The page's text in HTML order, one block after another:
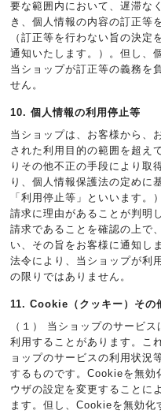
要な範囲内において、遅滞な
き、個人情報の内容の訂正等
（訂正等を行わない旨の決
通知いたします。）。但し、
当ショップが訂正等の義務を
せん。
10. 個人情報の利用停止等
当ショップは、お客様から、
された利用目的の範囲を超え
りその他不正の手段により取
り、個人情報保護法の定めに
「利用停止等」といいます。
請求に理由があることが判明
請求であることを確認の上で
い、その旨をお客様に通知し
法令により、当ショップが利
の限りではありません。
11. Cookie（クッキー）その
（１） 当ショップのサービ
利用することがあります。こ
ョップのサービスの利用状況
するものです。Cookieを無効
ウザの設定を変更することに
ます。但し、Cookieを無効化